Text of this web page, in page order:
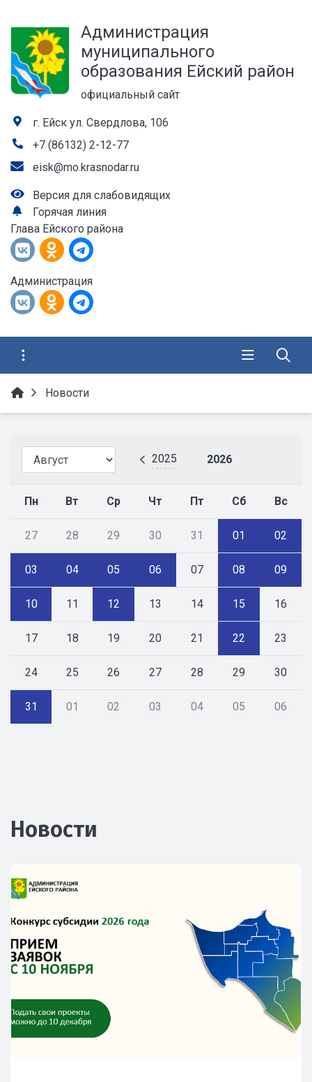
Администрация
муниципального
образования Ейский район
официальный сайт
г. Ейск ул. Свердлова, 106
+7 (86132) 2-12-77
eisk@mo.krasnodar.ru
Версия для слабовидящих
Горячая линия
Глава Ейского района
Администрация
Новости
2025 2026
Пн Вт Ср Чт Пт Сб Вс
27 28 29 30 31 01 02
03 04 05 06 07 08 09
10 11 12 13 14 15 16
17 18 19 20 21 22 23
24 25 26 27 28 29 30
31 01 02 03 04 05 06
Новости